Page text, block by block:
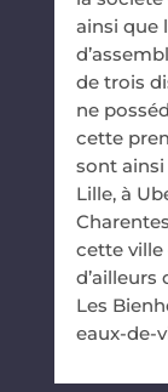
ainsi que
de trois
ne
cette
sont ainsi
Lille, à
cette ville
d’ailleurs
Les
eaux-de-